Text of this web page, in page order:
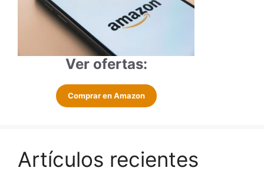
Ver ofertas:
Comprar en Amazon
Artículos recientes